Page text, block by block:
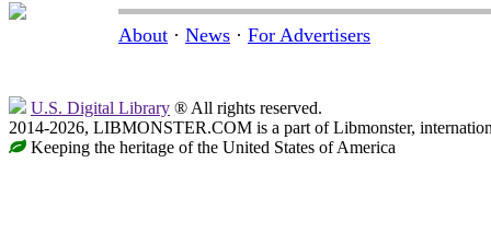
About · News · For Advertisers
U.S. Digital Library ® All rights reserved.
2014-2026, LIBMONSTER.COM is a part of Libmonster,
Keeping the heritage of the United States of America